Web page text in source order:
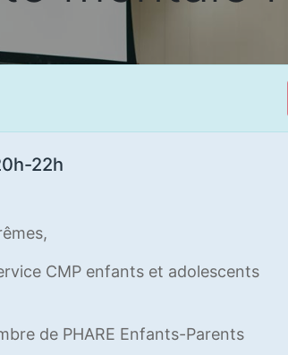
22h
CMP enfants et adolescents
de PHARE Enfants-Parents